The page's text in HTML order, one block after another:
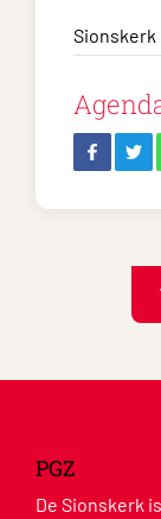
Sionskerk
PGZ
De Sionskerk